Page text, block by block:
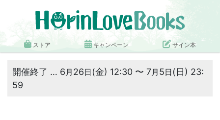
ストア キャンペーン サイン本
開催終了 … 6月 26日 (金) 12:30 〜 7月 5日 (日) 23:
59